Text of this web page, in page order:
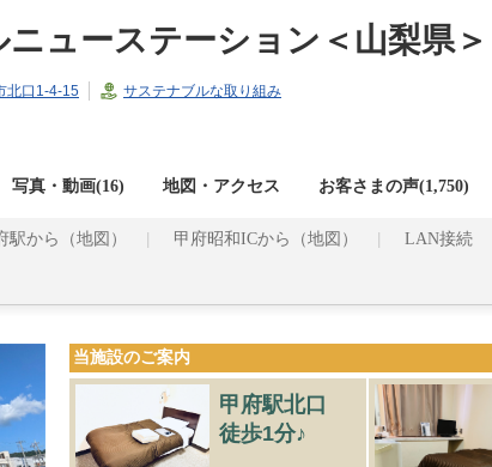
ューステーション＜山梨県＞
北口1-4-15 サステナブルな取り組み
写真・動画(16) 地図・アクセス お客さまの声(1,750)
駅から（地図） 甲府昭和ICから（地図） LAN接続
当施設のご案内
甲府駅北口
徒歩1分♪